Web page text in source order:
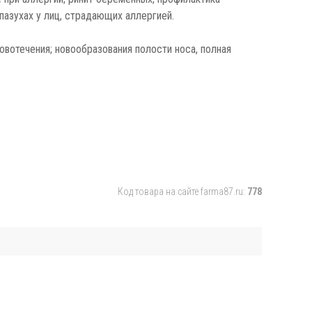
у лиц, страдающих аллергией.
новообразования полости носа, полная
Код товара на сайте farma87.ru: 778